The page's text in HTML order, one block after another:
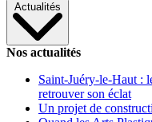
Actualités
Nos actualités
Saint-Juéry-le-Haut :
retrouver son éclat
Un projet de